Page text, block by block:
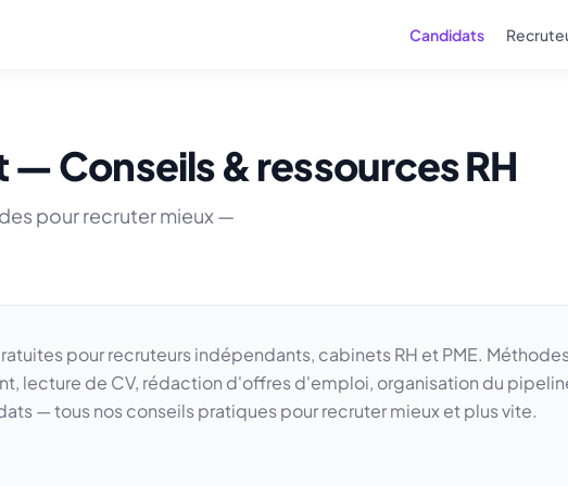
Candidats
Conseils & ressources RH
pour recruter mieux —
pour recruteurs indépendants, cabinets RH et PME.
lecture de CV, rédaction d'offres d'emploi, organisation du
— tous nos conseils pratiques pour recruter mieux et plus vite.